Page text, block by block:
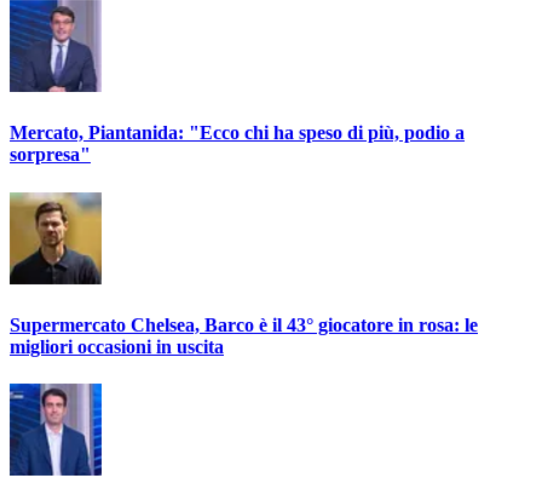
Mercato, Piantanida: "Ecco chi ha speso di più, podio a
sorpresa"
Supermercato Chelsea, Barco è il 43° giocatore in rosa: le
migliori occasioni in uscita